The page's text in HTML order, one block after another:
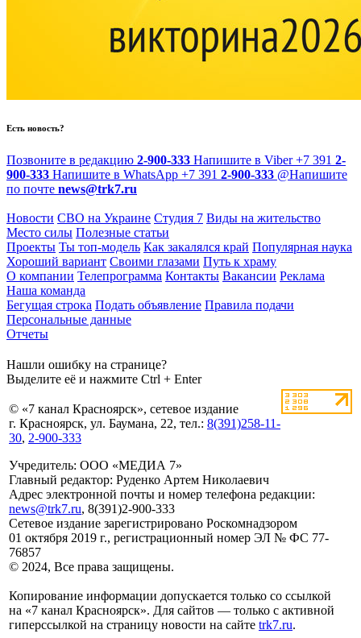
Есть новость?
Позвоните в редакцию 2-900-333 Напишите в Viber +7 391 2-
900-333 Напишите в WhatsApp +7 391 2-900-333 @Напишите
по почте news@trk7.ru
Новости СВО на Украине Студия 7 Виды на жительство
Место силы Полезные статьи
Проекты Ты топ-модель Как закалялся край Популярная наука
Хороший вариант Своими глазами Путь к храму
О компании Телепрограмма Контакты Вакансии Реклама
Наша команда
Бегущая строка Подать объявление Правила подачи
Персональные данные
Отчеты
Нашли ошибку на странице?
Выделите её и нажмите Ctrl + Enter
© «7 канал Красноярск», сетевое издание
г. Красноярск, ул. Баумана, 22, тел.: 8(391)258-11-
30, 2-900-333
Учредитель: ООО «МЕДИА 7»
Главный редактор: Руденко Артем Николаевич
Адрес электронной почты и номер телефона редакции:
news@trk7.ru, 8(391)2-900-333
Сетевое издание зарегистрировано Роскомнадзором
01 октября 2019 г., регистрационный номер ЭЛ № ФС 77-
76857
© 2024, Все права защищены.
Копирование информации допускается только со ссылкой
на «7 канал Красноярск». Для сайтов — только с активной
гиперссылкой на страницу новости на сайте trk7.ru.